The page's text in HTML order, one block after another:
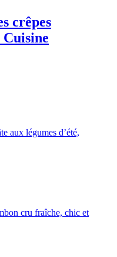
crêpes
Cuisine
aux légumes d’été,
cru fraîche, chic et